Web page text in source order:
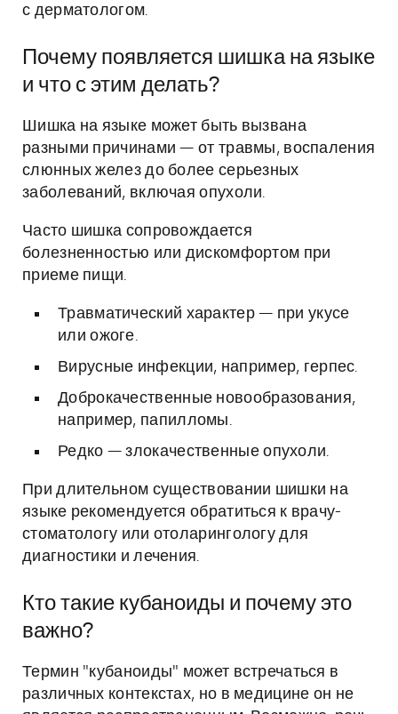
с дерматологом.
Почему появляется шишка на языке
и что с этим делать?
Шишка на языке может быть вызвана
разными причинами — от травмы, воспаления
слюнных желез до более серьезных
заболеваний, включая опухоли.
Часто шишка сопровождается
болезненностью или дискомфортом при
приеме пищи.
Травматический характер — при укусе
или ожоге.
Вирусные инфекции, например, герпес.
Доброкачественные новообразования,
например, папилломы.
Редко — злокачественные опухоли.
При длительном существовании шишки на
языке рекомендуется обратиться к врачу-
стоматологу или отоларингологу для
диагностики и лечения.
Кто такие кубаноиды и почему это
важно?
Термин "кубаноиды" может встречаться в
различных контекстах, но в медицине он не